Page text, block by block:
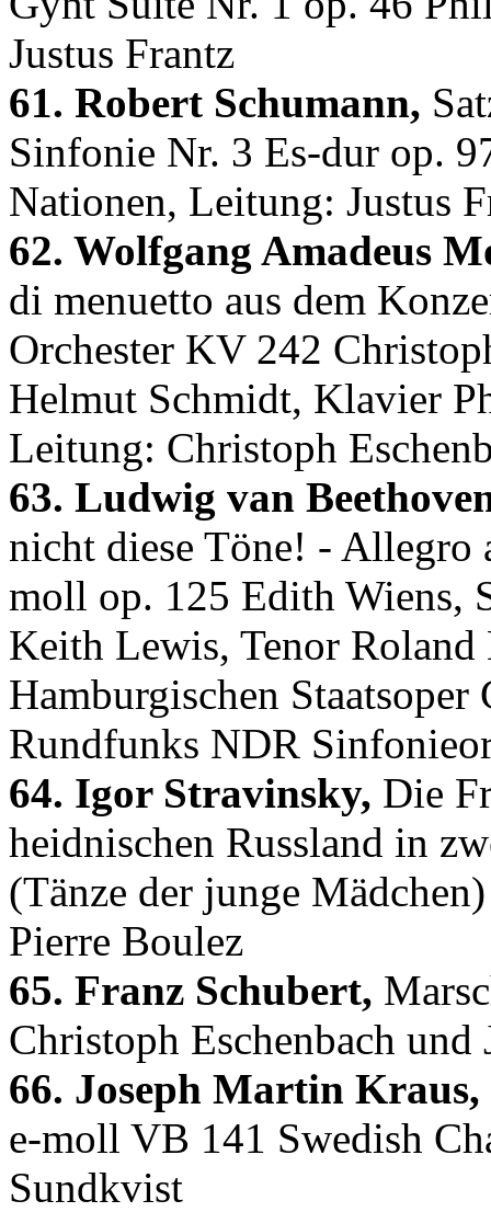
Justus Frantz
61. Robert Schumann,
Sinfonie Nr. 3 Es-dur op.
Nationen, Leitung: Justus
62. Wolfgang Amadeus
di menuetto aus dem
Orchester KV 242
Helmut Schmidt, Klavier
Leitung: Christoph
63. Ludwig van
nicht diese Töne! - Allegro
moll op. 125 Edith Wiens,
Keith Lewis, Tenor Roland
Hamburgischen
Rundfunks NDR
64. Igor Stravinsky, Die
heidnischen Russland in
(Tänze der junge
Pierre Boulez
65. Franz Schubert,
Christoph Eschenbach
66. Joseph Martin Kraus,
e-moll VB 141 Swedish
Sundkvist